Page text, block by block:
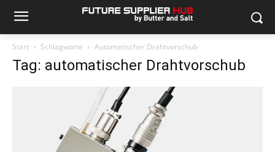
Start Schlagworte Automatischer Drahtvorschub
Tag: automatischer Drahtvorschub